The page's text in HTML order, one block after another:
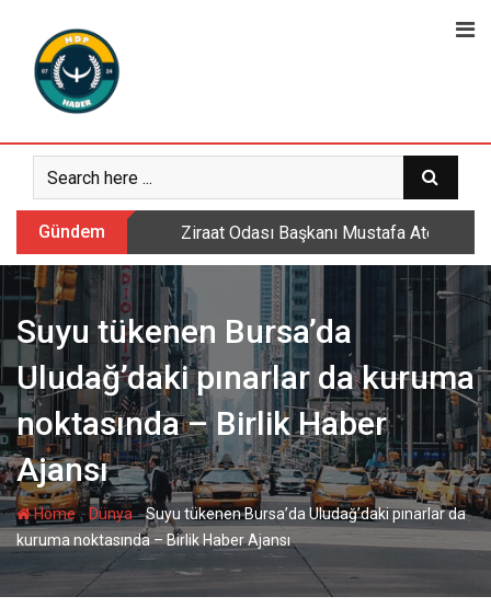
content
Gündem Ziraat Odası Başkanı Mustafa Ateş:
Suyu tükenen Bursa’da
Uludağ’daki pınarlar da kuruma
noktasında – Birlik Haber
Ajansı
Home-Dünya-Suyu tükenen Bursa’da Uludağ’daki pınarlar da
kuruma noktasında – Birlik Haber Ajansı